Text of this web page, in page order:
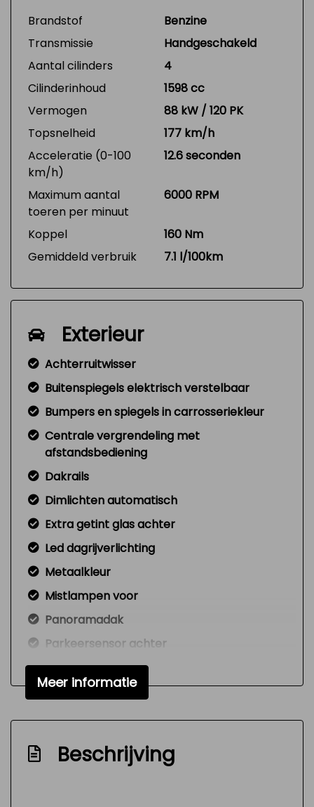
Brandstof
Benzine
Transmissie
Handgeschakeld
Aantal cilinders
4
Cilinderinhoud
1598 cc
Vermogen
88 kW / 120 PK
Topsnelheid
177 km/h
Acceleratie (0-100
km/h)
12.6 seconden
Maximum aantal
toeren per minuut
6000 RPM
Koppel
160 Nm
Gemiddeld verbruik
7.1 l/100km
Exterieur
Achterruitwisser
Buitenspiegels elektrisch verstelbaar
Bumpers en spiegels in carrosseriekleur
Centrale vergrendeling met
afstandsbediening
Dakrails
Dimlichten automatisch
Extra getint glas achter
Led dagrijverlichting
Metaalkleur
Mistlampen voor
Panoramadak
Parkeersensor achter
Trekhaak
Zijschuifdeur links
Interieur
Meer informatie
Beschrijving